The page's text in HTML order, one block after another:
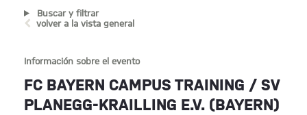
Buscar y filtrar
volver a la vista general
Información sobre el evento
FC BAYERN CAMPUS TRAINING / SV
PLANEGG-KRAILLING E.V. (BAYERN)